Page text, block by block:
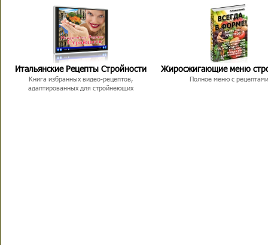
Итальянские Рецепты Стройности
Книга избранных видео-рецептов,
адаптированных для стройнеющих
Жиросжигающие меню
Полное меню с рецептами